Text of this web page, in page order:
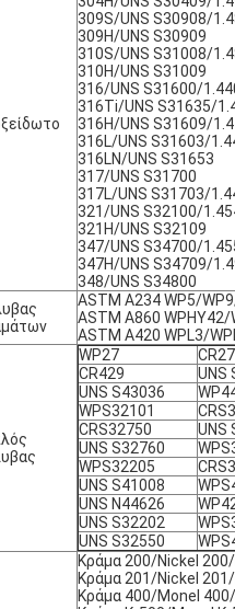
309S/UNS S30908/
309H/UNS S30909
310S/UNS S31008/
310H/UNS S31009
316/UNS S31600/
316Ti/UNS S31635/
316H/UNS S31609/
316L/UNS S31603/
316LN/UNS S31653
317/UNS S31700
317L/UNS S31703/
321/UNS S32100/
321H/UNS S32109
347/UNS S34700/
347H/UNS S34709/
348/UNS S34800
ASTM A234 WP5/
ASTM A860
ASTM A420 WPL3/
WP27 CR27
CR429
UNS
UNS S43036
WPS32101
CRS32750
UNS
UNS S32760
WPS32205
UNS S41008
UNS N44626
UNS S32202
UNS S32550
Κράμα 200/Nickel
Κράμα 201/Nickel
Κράμα 400/Monel